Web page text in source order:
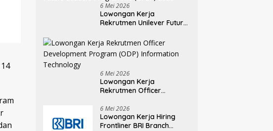
6 Mei 2026
Lowongan Kerja
Rekrutmen Unilever Future
(UFLP) 2026
6 Mei 2026
Lowongan Kerja
Rekrutmen Officer
(ODP) Information
Technology
6 Mei 2026
Lowongan Kerja Hiring
Frontliner BRI Branch